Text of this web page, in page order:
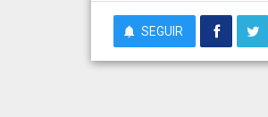
SEGUIR